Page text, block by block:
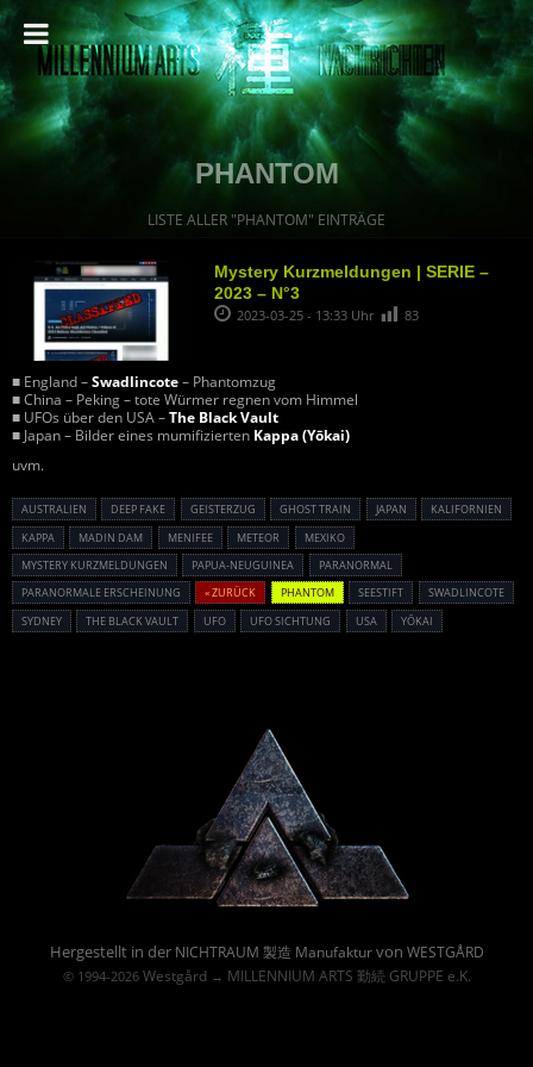
PHANTOM
LISTE ALLER "PHANTOM" EINTRÄGE
Mystery Kurzmeldungen | SERIE –
2023 – N°3
2023-03-25 - 13:33 Uhr 83
■ England –Swadlincote– Phantomzug
■ China – Peking – tote Würmer regnen vom Himmel
■ UFOs über den USA –The Black Vault
■ Japan – Bilder eines mumifizierten Kappa (Yōkai)
uvm.
AUSTRALIEN DEEP FAKE GEISTERZUG GHOST TRAIN JAPAN
KALIFORNIEN
KAPPA
MADIN DAM MENIFEE METEOR
MEXIKO
MYSTERY KURZMELDUNGEN
PAPUA-NEUGUINEA
PARANORMAL
PARANORMALE ERSCHEINUNG
« ZURÜCK PHANTOM SEESTIFT
SWADLINCOTE
SYDNEY
THE BLACK VAULT UFO UFO SICHTUNG USA YŌKAI
Hergestellt in der NICHTRAUM 製造 Manufakturvon WESTGÅRD
© 1994-2026 Westgård→ MILLENNIUM ARTS 勤続 GRUPPE e.K.
Powered By :